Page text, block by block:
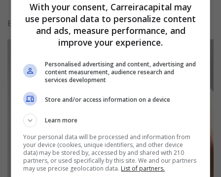
Então aí vai um resumo
With your consent, Carreiracapital may
use personal data to personalize content
and ads, measure performance, and
improve your experience.
Personalised advertising and content, advertising and
content measurement, audience research and
services development
Store and/or access information on a device
Learn more
Your personal data will be processed and information from
your device (cookies, unique identifiers, and other device
data) may be stored by, accessed by and shared with 210
partners, or used specifically by this site. We and our partners
may use precise geolocation data. List of partners.